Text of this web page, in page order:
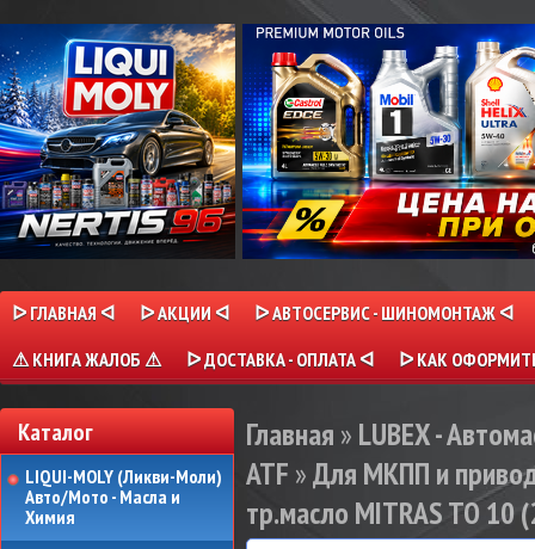
ᐅ ГЛАВНАЯ ᐊ ᐅ АКЦИИ ᐊ
ᐅ АВТОСЕРВИС - ШИНОМОНТАЖ ᐊ
⚠ КНИГА ЖАЛОБ ⚠
ᐅ ДОСТАВКА - ОПЛАТА ᐊ ᐅ КАК
Каталог
LIQUI-MOLY (Ликви-Моли)
Авто/Мото - Масла и
Химия
Главная » LUBEX -
ATF »Для МКПП и
тр.масло MITRAS TO 10